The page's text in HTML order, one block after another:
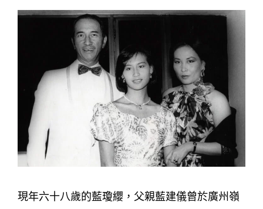
現年六十八歲的藍瓊纓，父親藍建儀曾於廣州嶺